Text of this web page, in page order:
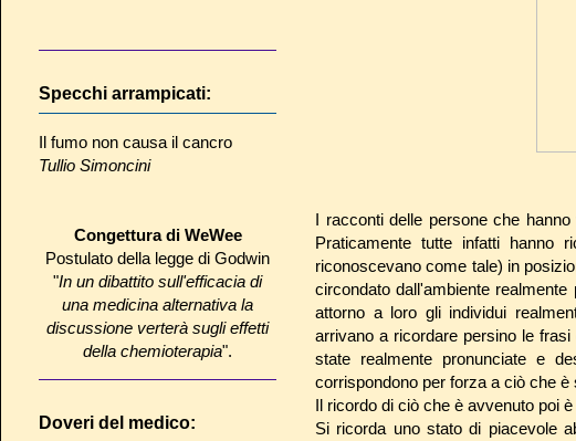
I racconti delle persone che
Praticamente tutte infatti hanno
riconoscevano come tale) in
circondato dall'ambiente
attorno a loro gli individui
arrivano a ricordare persino le
state realmente pronunciate e
corrispondono per forza a ciò che
Il ricordo di ciò che è avvenuto poi
Si ricorda uno stato di piacevole
Specchi arrampicati:
Il fumo non causa il cancro
Tullio Simoncini
Congettura di WeWee
Postulato della legge di Godwin
"In un dibattito sull'efficacia di
una medicina alternativa la
discussione verterà sugli effetti
della chemioterapia".
Doveri del medico: